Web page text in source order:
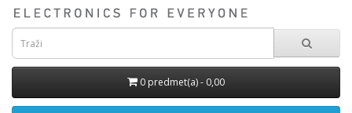
0 predmet(a) - 0,00